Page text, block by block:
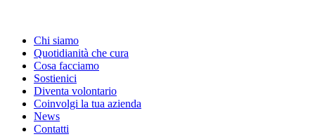
Chi siamo
Quotidianità che cura
Cosa facciamo
Sostienici
Diventa volontario
Coinvolgi la tua azienda
News
Contatti